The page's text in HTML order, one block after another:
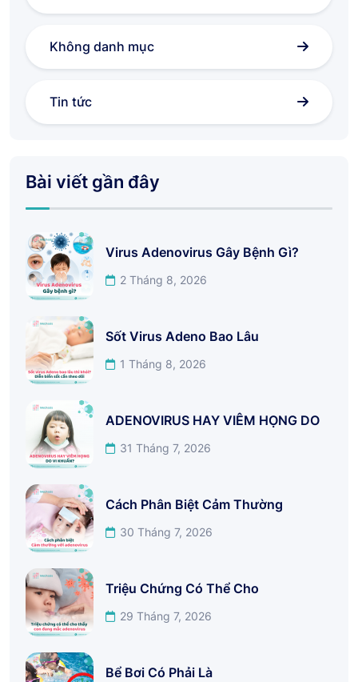
Không danh mục
Tin tức
Bài viết gần đây
Virus Adenovirus Gây Bệnh Gì?
2 Tháng 8, 2026
Sốt Virus Adeno Bao Lâu
1 Tháng 8, 2026
ADENOVIRUS HAY VIÊM HỌNG DO
31 Tháng 7, 2026
Cách Phân Biệt Cảm Thường
30 Tháng 7, 2026
Triệu Chứng Có Thể Cho
29 Tháng 7, 2026
Bể Bơi Có Phải Là